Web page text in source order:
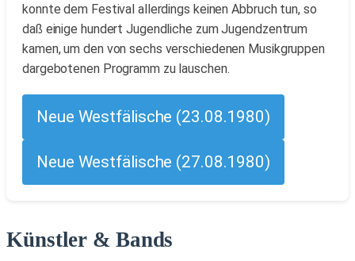
konnte dem Festival allerdings keinen Abbruch tun, so
daß einige hundert Jugendliche zum Jugendzentrum
kamen, um den von sechs verschiedenen Musikgruppen
dargebotenen Programm zu lauschen.
Neue Westfälische (23.08.1980)
Neue Westfälische (27.08.1980)
Künstler & Bands